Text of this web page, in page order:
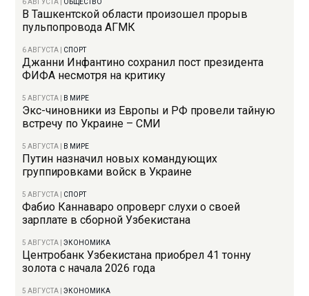
6 АВГУСТА ОБЩЕСТВО
В Ташкентской области произошел прорыв
пульпопровода АГМК
6 АВГУСТА СПОРТ
Джанни Инфантино сохранил пост президента
ФИФА несмотря на критику
5 АВГУСТА В МИРЕ
Экс-чиновники из Европы и РФ провели тайную
встречу по Украине – СМИ
5 АВГУСТА В МИРЕ
Путин назначил новых командующих
группировками войск в Украине
5 АВГУСТА СПОРТ
Фабио Каннаваро опроверг слухи о своей
зарплате в сборной Узбекистана
5 АВГУСТА |ЭКОНОМИКА
Центробанк Узбекистана приобрел 41 тонну
золота с начала 2026 года
5 АВГУСТА |ЭКОНОМИКА